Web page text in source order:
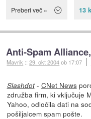
Preberi več » 13
Anti-Spam
Mavrik ::29. okt 2004ob 17:07
Slashdot- CNet News
združba firm, ki vključuje
Yahoo, odločila dati na
pošiljalcem spam pošte.